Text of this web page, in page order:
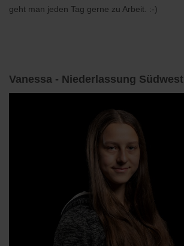
geht man jeden Tag gerne zu Arbeit. :-)
Vanessa - Niederlassung Südwest